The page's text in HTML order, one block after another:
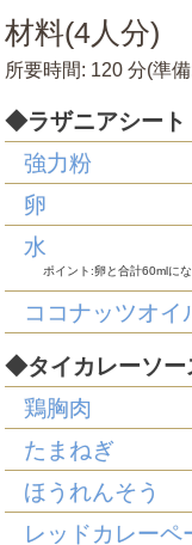
材料(4人分)
所要時間: 120 分(準
◆ラザニアシート
強力粉
卵
水
ポイント:卵と合計60mlに
ココナッツオイ
◆タイカレーソー
鶏胸肉
たまねぎ
ほうれんそう
レッドカレーペ